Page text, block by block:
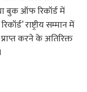
बुक ऑफ रिकॉर्ड में
राष्ट्रीय सम्मान में
करने के अतिरिक्त